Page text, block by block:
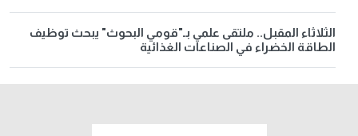
الثلاثاء المقبل.. ملتقى علمي بـ"قومي البحوث" يبحث توظيف
الطاقة الخضراء في الصناعات الغذائية